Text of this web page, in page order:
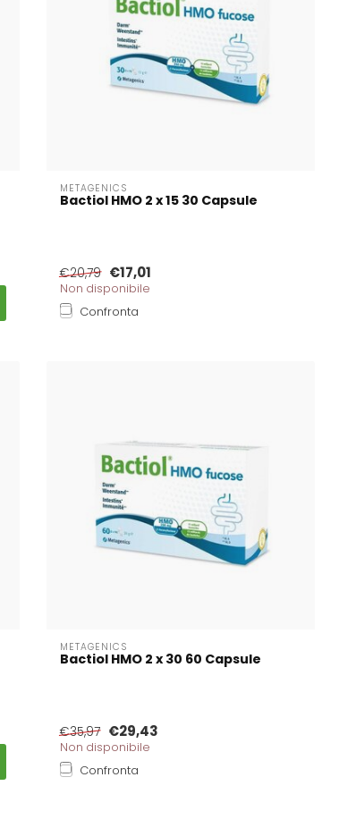
METAGENICS
Bactiol HMO 2 x 15 30 Capsule
€20,79 €17,01
Non disponibile
Confronta
METAGENICS
Bactiol HMO 2 x 30 60 Capsule
€35,97 €29,43
Non disponibile
Confronta